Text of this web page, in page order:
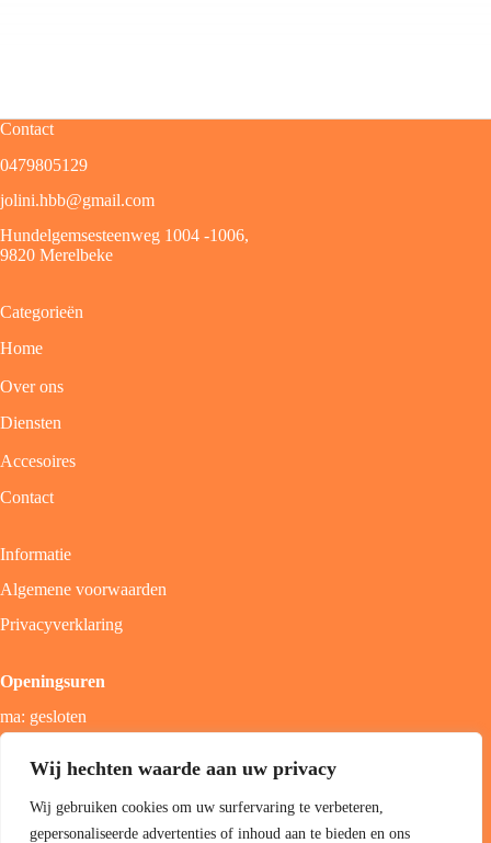
Wij hechten waarde aan uw privacy
Wij gebruiken cookies om uw surfervaring te verbeteren,
gepersonaliseerde advertenties of inhoud aan te bieden en ons
Contact
0479805129
jolini.hbb@gmail.com
Hundelgemsesteenweg 1004 -1006,
9820 Merelbeke
Categorieën
Home
Over ons
Diensten
Accesoires
Contact
Informatie
Algemene voorwaarden
Privacyverklaring
Openingsuren
ma: gesloten
zon; gesloten